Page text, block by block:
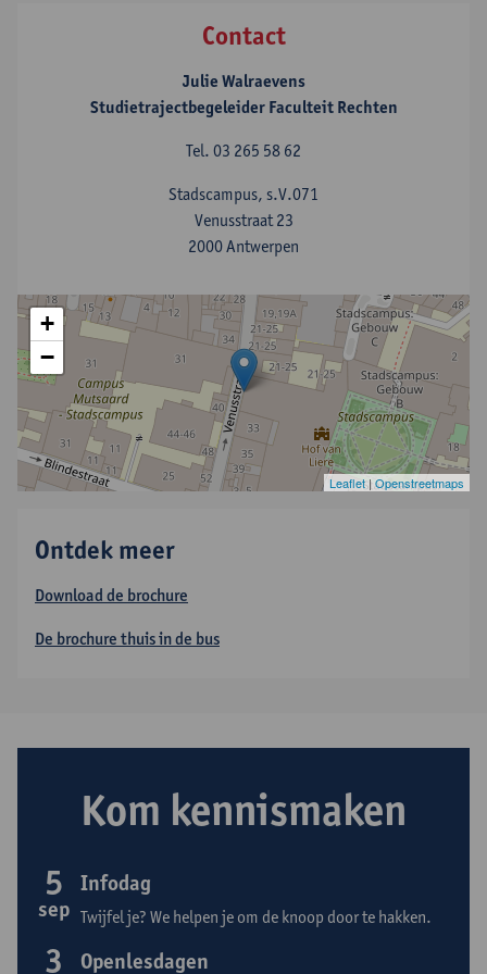
Contact
Julie Walraevens
Studietrajectbegeleider Faculteit Rechten
Tel. 03 265 58 62
Stadscampus, s.V.071
Venusstraat 23
2000 Antwerpen
+
−
Leaflet|Openstreetmaps
Ontdek meer
Download de brochure
De brochure thuis in de bus
Kom kennismaken
Infodag
Twijfel je? We helpen je om de knoop door te hakken.
5
sep
Openlesdagen
3